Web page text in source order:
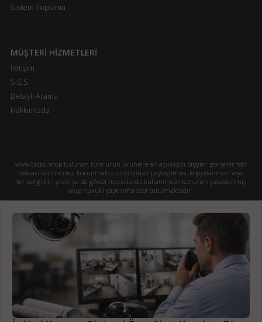
Sistem Toplama
MÜŞTERİ HİZMETLERİ
İletişim
S.S.S.
Detaylı Arama
Hakkımızda
www.bizial.shop bulunan tüm ürün ürünlere ait açıklayıcı bilgiler, görseller telif
hakları kanununca korunmakta olup izinsiz paylaşılması, kopyalanması veya
herhangi biri yazılı ya da görsel mecralarda kullanılması kanunen yasaklanmış
olup hukuki yaptırıma tabi tutulmaktadır.